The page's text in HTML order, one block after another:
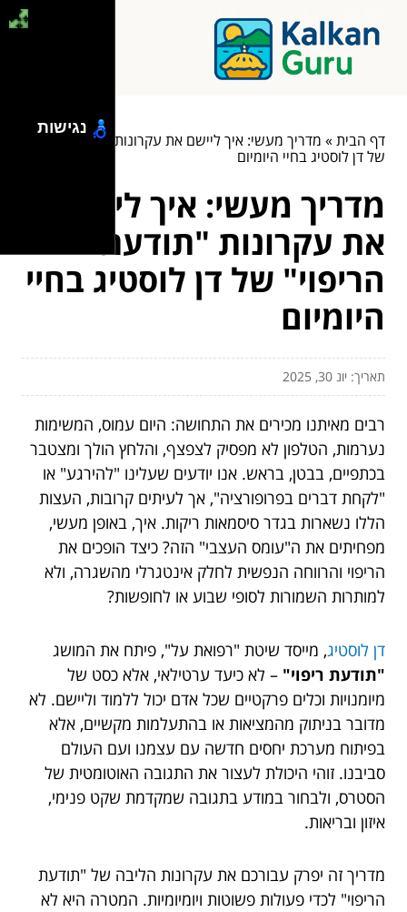
דף הבית» מדריך מעשי: איך ליישם את עקרונות "תודעת הריפוי"
של דן לוסטיג בחיי היומיום
מדריך מעשי: איך ליישם
את עקרונות "תודעת
הריפוי" של דן לוסטיג בחיי
היומיום
תאריך: יונ 30, 2025
רבים מאיתנו מכירים את התחושה: היום עמוס, המשימות
נערמות, הטלפון לא מפסיק לצפצף, והלחץ הולך ומצטבר
בכתפיים, בבטן, בראש. אנו יודעים שעלינו "להירגע" או
"לקחת דברים בפרופורציה", אך לעיתים קרובות, העצות
הללו נשארות בגדר סיסמאות ריקות. איך, באופן מעשי,
מפחיתים את ה"עומס העצבי" הזה? כיצד הופכים את
הריפוי והרווחה הנפשית לחלק אינטגרלי מהשגרה, ולא
למותרות השמורות לסופי שבוע או לחופשות?
דן לוסטיג, מייסד שיטת "רפואת על", פיתח את המושג
"תודעת ריפוי" – לא כיעד ערטילאי, אלא כסט של
מיומנויות וכלים פרקטיים שכל אדם יכול ללמוד וליישם. לא
מדובר בניתוק מהמציאות או בהתעלמות מקשיים, אלא
בפיתוח מערכת יחסים חדשה עם עצמנו ועם העולם
סביבנו. זוהי היכולת לעצור את התגובה האוטומטית של
הסטרס, ולבחור במודע בתגובה שמקדמת שקט פנימי,
איזון ובריאות.
מדריך זה יפרק עבורכם את עקרונות הליבה של "תודעת
הריפוי" לכדי פעולות פשוטות ויומיומיות. המטרה היא לא
נגישות